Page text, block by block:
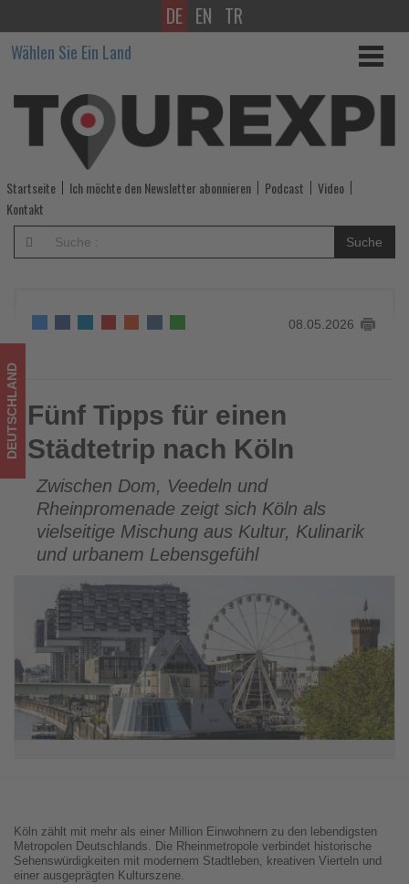
Fünf
Tipps
für
einen
Städtetrip
nach
Köln
Wissen,
was
im
Tourismus
los
ist!
DE EN TR
Wählen Sie Ein Land
Startseite Ich möchte den Newsletter abonnieren Podcast
Video
Kontakt
Suche
08.05.2026
Fünf Tipps für einen Städtetrip nach Köln
DEUTSCHLAND Fünf Tipps für einen
Städtetrip nach Köln
Zwischen Dom, Veedeln und
Rheinpromenade zeigt sich Köln als
vielseitige Mischung aus Kultur, Kulinarik
und urbanem Lebensgefühl
Köln zählt mit mehr als einer Million Einwohnern zu den lebendigsten
Metropolen Deutschlands. Die Rheinmetropole verbindet historische
Sehenswürdigkeiten mit modernem Stadtleben, kreativen Vierteln und
einer ausgeprägten Kulturszene.